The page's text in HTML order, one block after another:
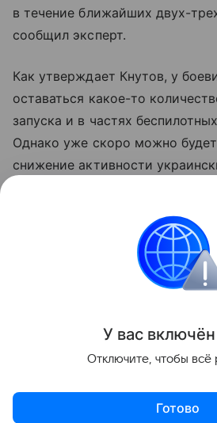
в течение ближайших двух-
сообщил эксперт.
Как утверждает Кнутов, у
оставаться какое-то
запуска и в частях
Однако уже скоро можно
снижение активности
Россия Армия
У вас включён
Отключите, чтобы всё
Готово